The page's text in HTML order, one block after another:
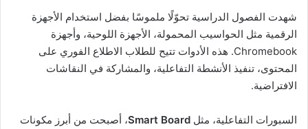
شهدت الفصول الدراسية تحوّلًا ملموسًا بفضل استخدام الأجهزة
الرقمية مثل الحواسيب المحمولة، الأجهزة اللوحية، وأجهزة
Chromebook. هذه الأدوات تتيح للطلاب الاطلاع الفوري على
المحتوى، تنفيذ الأنشطة التفاعلية، والمشاركة في النقاشات
الافتراضية.
السبورات التفاعلية، مثل Smart Board، أصبحت من أبرز مكونات